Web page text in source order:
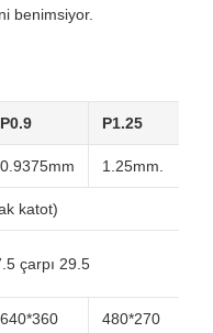
benimsiyor.
P0.9 P1.25
0.9375mm 1.25mm.
katot)
çarpı 29.5
640*360 480*270